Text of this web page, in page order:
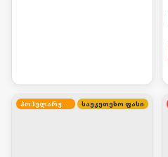
პოპულარული საუკეთესო ფასი